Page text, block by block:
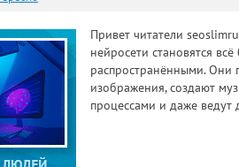
Привет читатели
нейросети становятся
распространёнными. Они
изображения, создают
процессами и даже ведут